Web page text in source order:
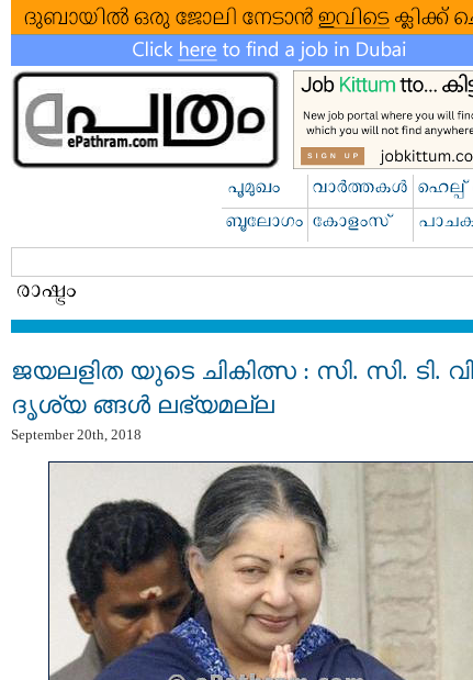
ജയലളിത യുടെ ചികിത്സ : സി. സി. ടി.
ദൃശ്യ ങ്ങള്‍ ലഭ്യമല്ല
September 20th, 2018